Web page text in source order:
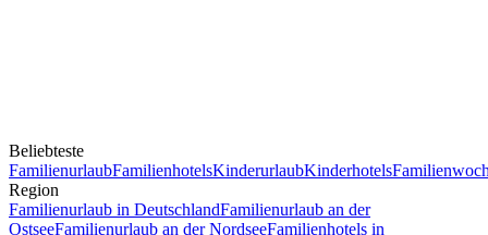
Beliebteste
FamilienurlaubFamilienhotelsKinderurlaubKinderhotels
Region
Familienurlaub in DeutschlandFamilienurlaub an der
OstseeFamilienurlaub an der NordseeFamilienhotels in